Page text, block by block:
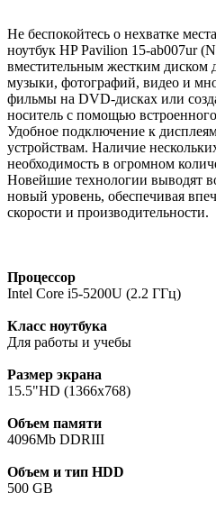
Не беспокойтесь о нехватке
ноутбук HP Pavilion 15-ab007ur
вместительным жестким диском
музыки, фотографий, видео и
фильмы на DVD-дисках или
носитель с помощью
Удобное подключение к
устройствам. Наличие
необходимость в огромном
Новейшие технологии выводят
новый уровень, обеспечивая
скорости и производительности.
Процессор
Intel Core i5-5200U (2.2 ГГц)
Класс ноутбука
Для работы и учебы
Размер экрана
15.5"HD (1366х768)
Объем памяти
4096Mb DDRIII
Объем и тип HDD
500 GB